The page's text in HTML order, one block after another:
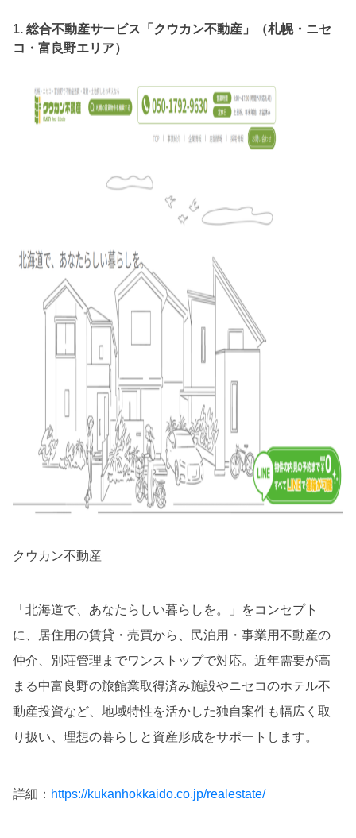
1. 総合不動産サービス「クウカン不動産」（札幌・ニセ
コ・富良野エリア）
クウカン不動産
「北海道で、あなたらしい暮らしを。」をコンセプト
に、居住用の賃貸・売買から、民泊用・事業用不動産の
仲介、別荘管理までワンストップで対応。近年需要が高
まる中富良野の旅館業取得済み施設やニセコのホテル不
動産投資など、地域特性を活かした独自案件も幅広く取
り扱い、理想の暮らしと資産形成をサポートします。
詳細： https://kukanhokkaido.co.jp/realestate/